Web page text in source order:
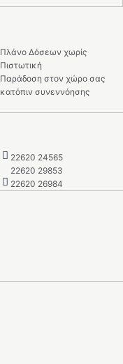
Πλάνο Δόσεων χωρίς
Πιστωτική
Παράδοση στον χώρο σας
κατόπιν συνεννόησης
22620 24565
22620 29853
22620 26984